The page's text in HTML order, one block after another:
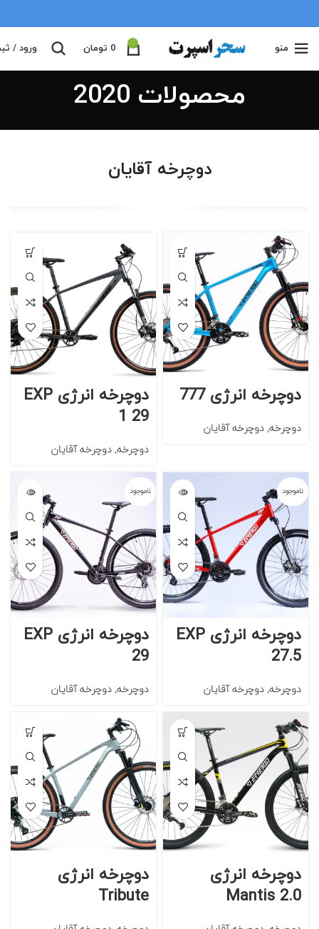
منو 0
0 تومان ورود /
محصولات 2020
دوچرخه آقایان
دوچرخه انرژی 777
دوچرخه, دوچرخه آقایان
دوچرخه انرژی EXP
1 29
دوچرخه, دوچرخه آقایان
ناموجود
دوچرخه انرژی EXP
27.5
دوچرخه, دوچرخه آقایان
ناموجود
دوچرخه انرژی EXP
29
دوچرخه, دوچرخه آقایان
دوچرخه انرژی
Mantis 2.0
دوچرخه انرژی
Tribute